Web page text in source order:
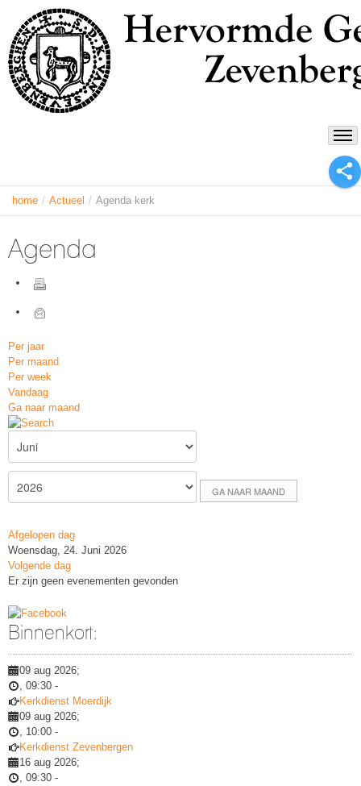
home / Actueel / Agenda kerk
Agenda
Per jaar
Per maand
Per week
Vandaag
Ga naar maand
GA NAAR MAAND
Afgelopen dag
Woensdag, 24. Juni 2026
Volgende dag
Er zijn geen evenementen gevonden
Binnenkort:
09 aug 2026;
, 09:30 -
Kerkdienst Moerdijk
09 aug 2026;
, 10:00 -
Kerkdienst Zevenbergen
16 aug 2026;
, 09:30 -